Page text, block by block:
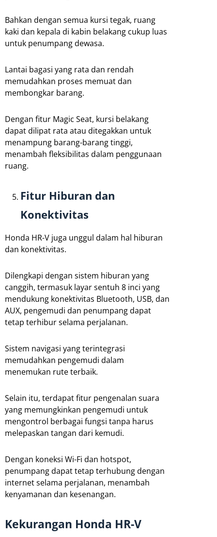
Bahkan dengan semua kursi tegak, ruang
kaki dan kepala di kabin belakang cukup luas
untuk penumpang dewasa.
Lantai bagasi yang rata dan rendah
memudahkan proses memuat dan
membongkar barang.
Dengan fitur Magic Seat, kursi belakang
dapat dilipat rata atau ditegakkan untuk
menampung barang-barang tinggi,
menambah fleksibilitas dalam penggunaan
ruang.
Fitur Hiburan dan
Konektivitas
Honda HR-V juga unggul dalam hal hiburan
dan konektivitas.
Dilengkapi dengan sistem hiburan yang
canggih, termasuk layar sentuh 8 inci yang
mendukung konektivitas Bluetooth, USB, dan
AUX, pengemudi dan penumpang dapat
tetap terhibur selama perjalanan.
Sistem navigasi yang terintegrasi
memudahkan pengemudi dalam
menemukan rute terbaik.
Selain itu, terdapat fitur pengenalan suara
yang memungkinkan pengemudi untuk
mengontrol berbagai fungsi tanpa harus
melepaskan tangan dari kemudi.
Dengan koneksi Wi-Fi dan hotspot,
penumpang dapat tetap terhubung dengan
internet selama perjalanan, menambah
kenyamanan dan kesenangan.
Kekurangan Honda HR-V